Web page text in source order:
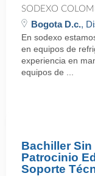
SODEXO
Bogota D.c.,
En sodexo
en equipos de
experiencia en
equipos de ...
Bachiller
Patrocinio
Soporte